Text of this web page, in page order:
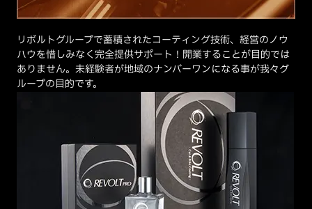
リボルトグループで蓄積されたコーティング技術、経営のノウ
ハウを惜しみなく完全提供サポート！開業することが目的では
ありません。未経験者が地域のナンバーワンになる事が我々グ
ループの目的です。